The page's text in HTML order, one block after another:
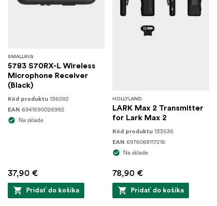
SMALLRIG
5783 S70RX-L Wireless
Microphone Receiver
(Black)
Kód produktu 136092
EAN 6941590026992
Na sklade
37,90 €
Pridať do košíka
HOLLYLAND
LARK Max 2 Transmitter
for Lark Max 2
Kód produktu 133536
EAN 6976068117216
Na sklade
78,90 €
Pridať do košíka